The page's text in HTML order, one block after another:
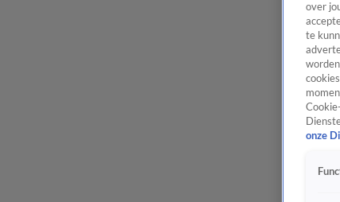
over
te
onze